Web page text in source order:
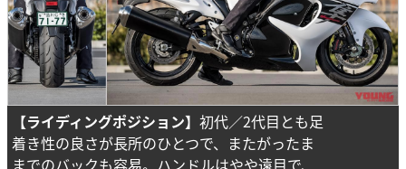
【ライディングポジション】 初代／2代目とも足
着き性の良さが長所のひとつで、またがったま